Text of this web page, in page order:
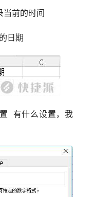
前的时间
日期
有什么设置，我